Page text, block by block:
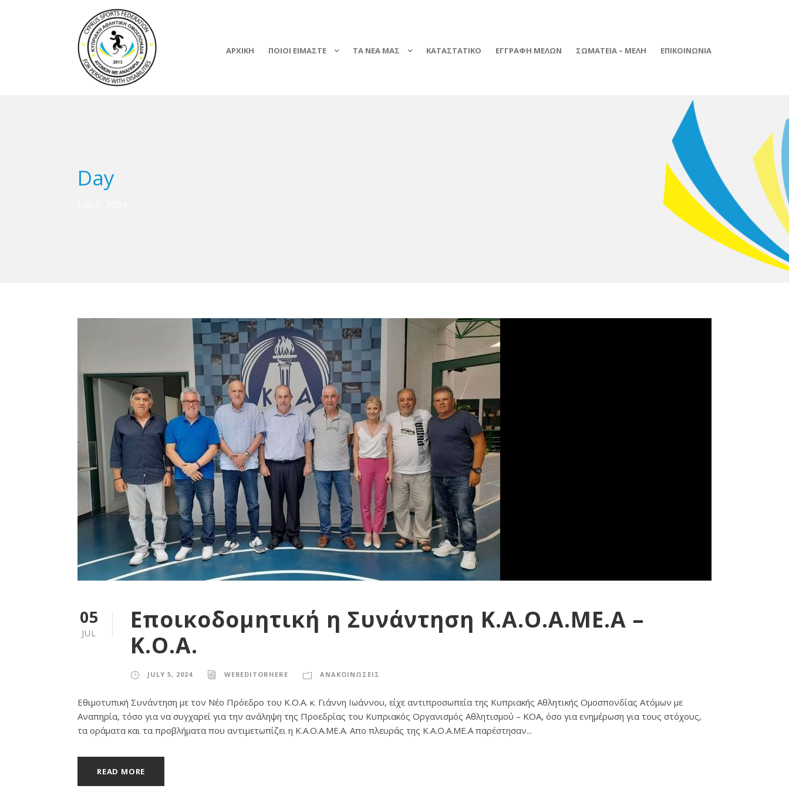
ΑΡΧΙΚΗ ΠΟΙΟΙ ΕΙΜΑΣΤΕ ΤΑ ΝΕΑ ΜΑΣ ΚΑΤΑΣΤΑΤΙΚΟ ΕΓΓΡΑΦΗ ΜΕΛΩΝ ΣΩΜΑΤΕΙΑ – ΜΕΛΗ ΕΠΙΚΟΙΝΩΝΙΑ
Day
05
JUL
Εποικοδομητική η Συνάντηση Κ.Α.Ο.Α.ΜΕ.Α –
Κ.Ο.Α.
JULY 5, 2024 WEBEDITORHERE ΑΝΑΚΟΙΝΩΣΕΙΣ
Εθιμοτυπική Συνάντηση με τον Νέο Πρόεδρο του Κ.Ο.Α. κ. Γιάννη Ιωάννου, είχε αντιπροσωπεία της Κυπριακής Αθλητικής Ομοσπονδίας Ατόμων με
Αναπηρία, τόσο για να συγχαρεί για την ανάληψη της Προεδρίας του Κυπριακός Οργανισμός Αθλητισμού – KOA, όσο για ενημέρωση για τους στόχους,
τα οράματα και τα προβλήματα που αντιμετωπίζει η Κ.Α.Ο.Α.ΜΕ.Α. Aπο πλευράς της Κ.Α.Ο.Α.ΜΕ.Α παρέστησαν...
READ MORE